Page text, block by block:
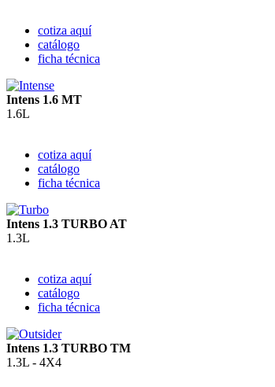
cotiza aquí
catálogo
ficha técnica
Intens 1.6 MT
1.6L
cotiza aquí
catálogo
ficha técnica
Intens 1.3 TURBO AT
1.3L
cotiza aquí
catálogo
ficha técnica
Intens 1.3 TURBO TM
1.3L - 4X4